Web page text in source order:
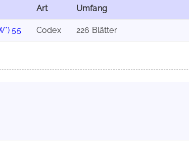
Art Umfang
55 Codex 226 Blätter